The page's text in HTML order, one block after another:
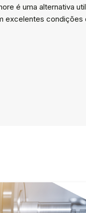
é uma alternativa
excelentes